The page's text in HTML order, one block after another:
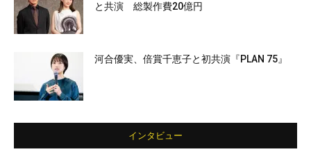
と共演 総製作費20億円
河合優実、倍賞千恵子と初共演『PLAN 75』
インタビュー